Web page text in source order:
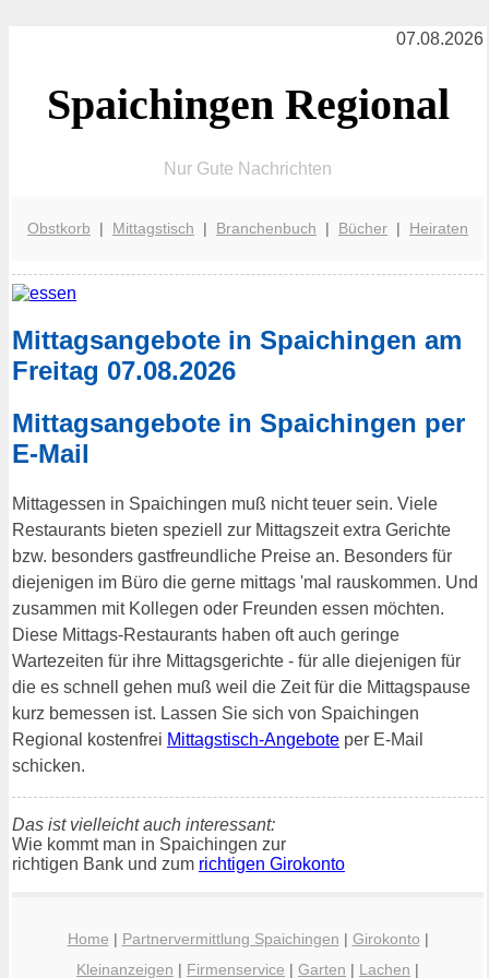
07.08.2026
Spaichingen Regional
Nur Gute Nachrichten
Obstkorb | Mittagstisch | Branchenbuch | Bücher | Heiraten
Mittagsangebote in Spaichingen am
Freitag 07.08.2026
Mittagsangebote in Spaichingen per
E-Mail
Mittagessen in Spaichingen muß nicht teuer sein. Viele
Restaurants bieten speziell zur Mittagszeit extra Gerichte
bzw. besonders gastfreundliche Preise an. Besonders für
diejenigen im Büro die gerne mittags 'mal rauskommen. Und
zusammen mit Kollegen oder Freunden essen möchten.
Diese Mittags-Restaurants haben oft auch geringe
Wartezeiten für ihre Mittagsgerichte - für alle diejenigen für
die es schnell gehen muß weil die Zeit für die Mittagspause
kurz bemessen ist. Lassen Sie sich von Spaichingen
Regional kostenfrei Mittagstisch-Angebote per E-Mail
schicken.
Das ist vielleicht auch interessant:
Wie kommt man in Spaichingen zur
richtigen Bank und zum richtigen Girokonto
Home | Partnervermittlung Spaichingen | Girokonto |
Kleinanzeigen | Firmenservice | Garten | Lachen |